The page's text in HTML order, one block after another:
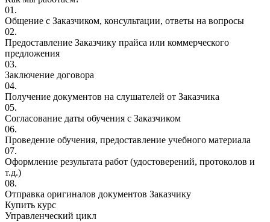
01.
Общение с Заказчиком, консультации, ответы на вопросы
02.
Предоставление Заказчику прайса или коммерческого
предложения
03.
Заключение договора
04.
Получение документов на слушателей от Заказчика
05.
Согласование даты обучения с Заказчиком
06.
Проведение обучения, предоставление учебного материала
07.
Оформление результата работ (удостоверений, протоколов и
т.д.)
08.
Отправка оригиналов документов Заказчику
Купить курс
Управленческий цикл